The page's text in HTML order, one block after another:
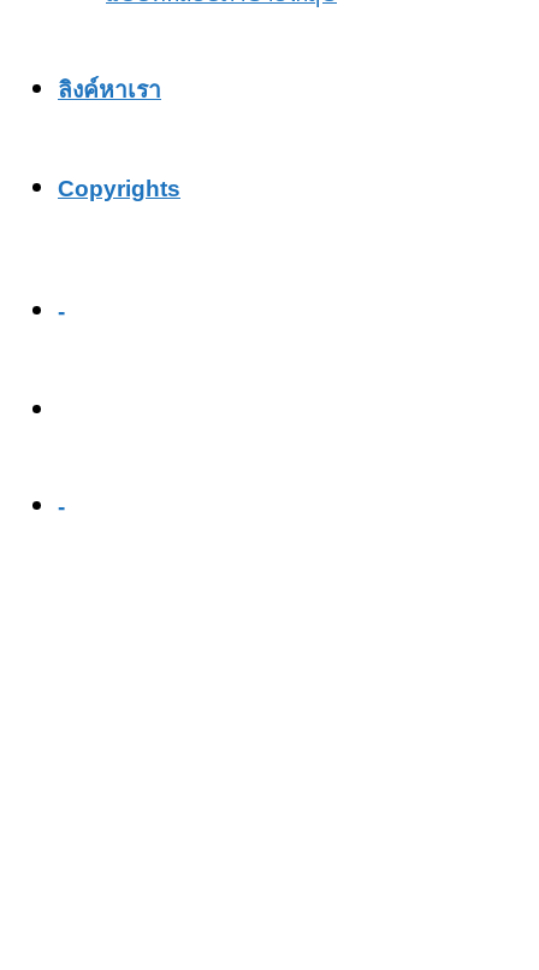
ลิงค์หาเรา
Copyrights
-
-